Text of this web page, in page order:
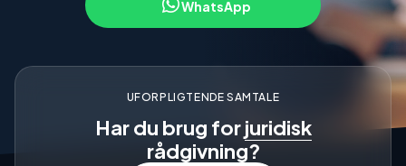
WhatsApp
UFORPLIGTENDE SAMTALE
Har du brug forjuridisk
rådgivning?